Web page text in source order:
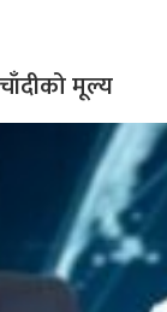
मूल्य